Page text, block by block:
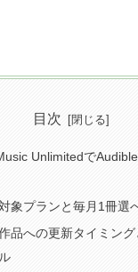
目次
UnlimitedでAudible
象プランと毎月1冊選
品への更新タイミング